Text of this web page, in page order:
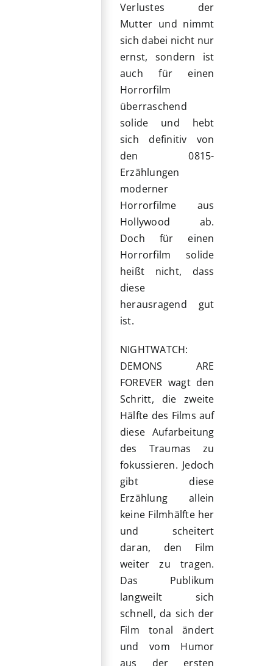
Verlustes der
Mutter und nimmt
sich dabei nicht nur
ernst, sondern ist
auch für einen
Horrorfilm
überraschend
solide und hebt
sich definitiv von
den 0815-
Erzählungen
moderner
Horrorfilme aus
Hollywood ab.
Doch für einen
Horrorfilm solide
heißt nicht, dass
diese
herausragend gut
ist.
NIGHTWATCH:
DEMONS ARE
FOREVER wagt den
Schritt, die zweite
Hälfte des Films auf
diese Aufarbeitung
des Traumas zu
fokussieren. Jedoch
gibt diese
Erzählung allein
keine Filmhälfte her
und scheitert
daran, den Film
weiter zu tragen.
Das Publikum
langweilt sich
schnell, da sich der
Film tonal ändert
und vom Humor
aus der ersten